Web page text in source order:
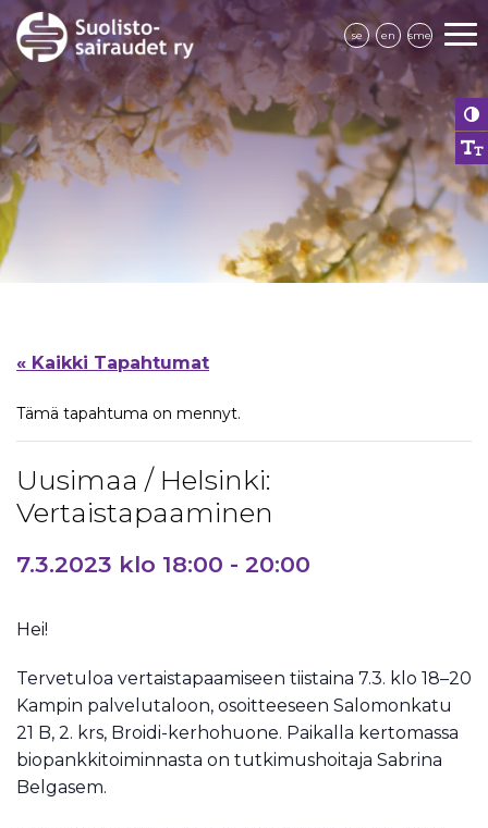
se en sme
« Kaikki Tapahtumat
Tämä tapahtuma on mennyt.
Uusimaa / Helsinki:
Vertaistapaaminen
7.3.2023 klo 18:00 - 20:00
Hei!
Tervetuloa vertaistapaamiseen tiistaina 7.3. klo 18–20
Kampin palvelutaloon, osoitteeseen Salomonkatu
21 B, 2. krs, Broidi-kerhohuone. Paikalla kertomassa
biopankkitoiminnasta on tutkimushoitaja Sabrina
Belgasem.